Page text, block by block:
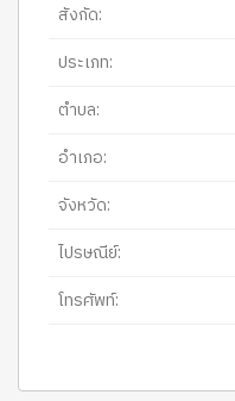
สังกัด:
ประเภท:
ตำบล:
อำเภอ:
จังหวัด:
ไปรษณีย์:
โทรศัพท์: